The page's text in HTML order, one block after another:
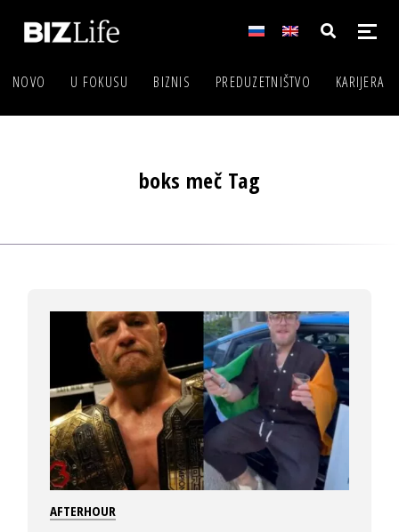
NOVO U FOKUSU BIZNIS PREDUZETNIŠTVO KARIJERA
boks meč Tag
AFTERHOUR